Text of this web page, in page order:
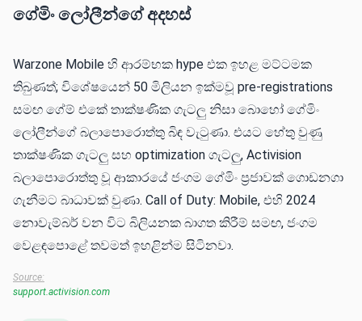
ගේමිං ලෝලීන්ගේ අදහස්
Warzone Mobile හි ආරම්භක hype එක ඉහළ මට්ටමක
තිබුණත්; විශේෂයෙ​න් 50 මිලියන ඉක්මවූ pre-registrations
සමඟ ගේම් එකේ තාක්ෂණික ගැටලු නිසා බොහෝ ගේමිං
ලෝලීන්ගේ බලාපොරොත්තු බිඳ වැටුණා. එයට හේතු වුණු
තාක්ෂණික ගැටලු සහ optimization ගැටලු, Activision
බලාපොරොත්තු වූ ආකාරයේ ජංගම ගේමිං ප්‍රජාවක් ගොඩනගා
ගැනීමට බාධාවක් වුණා. Call of Duty: Mobile, එහි 2024
නොවැම්බර් වන විට බිලියනක බාගත කිරීම් සමඟ, ජංගම
වෙළඳපොළේ තවමත් ඉහළින්ම සිටිනවා.
Source:
support.activision.com